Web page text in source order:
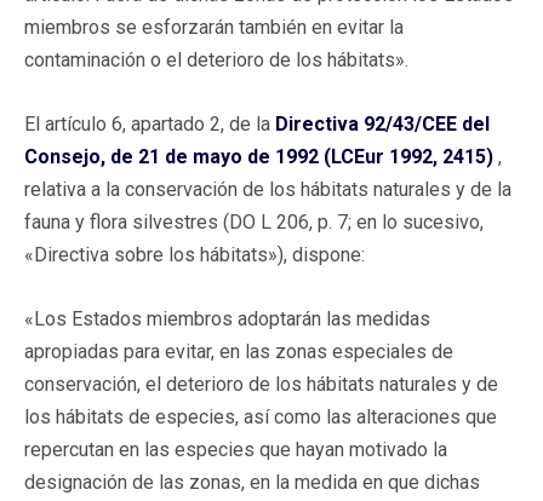
miembros se esforzarán también en evitar la
contaminación o el deterioro de los hábitats».
El artículo 6, apartado 2, de la Directiva 92/43/CEE del
Consejo, de 21 de mayo de 1992 (LCEur 1992, 2415) ,
relativa a la conservación de los hábitats naturales y de la
fauna y flora silvestres (DO L 206, p. 7; en lo sucesivo,
«Directiva sobre los hábitats»), dispone:
«Los Estados miembros adoptarán las medidas
apropiadas para evitar, en las zonas especiales de
conservación, el deterioro de los hábitats naturales y de
los hábitats de especies, así como las alteraciones que
repercutan en las especies que hayan motivado la
designación de las zonas, en la medida en que dichas